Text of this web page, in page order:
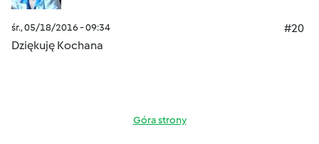
śr., 05/18/2016 - 09:34
#20
Dziękuję Kochana
Góra strony